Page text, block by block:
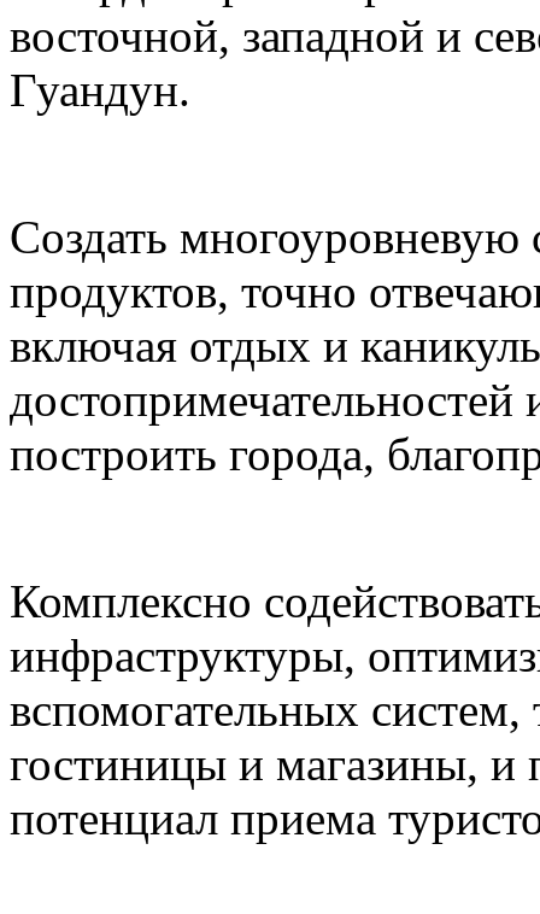
восточной, западной и
Гуандун.
Создать многоуровневую
продуктов, точно
включая отдых и
построить города,
Комплексно
инфраструктуры,
вспомогательных
гостиницы и магазины, и
потенциал приема